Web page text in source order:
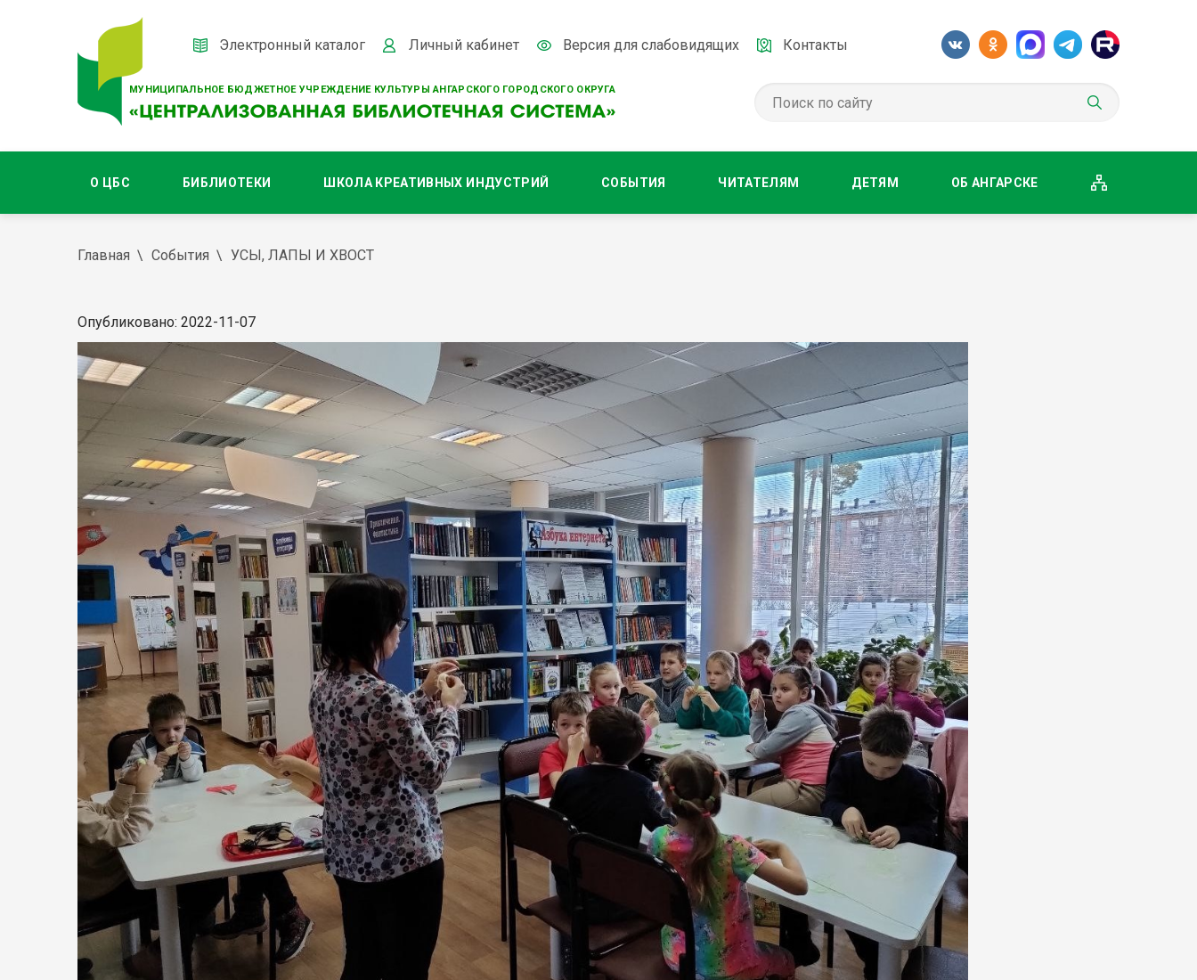
МУНИЦИПАЛЬНОЕ БЮДЖЕТНОЕ УЧРЕЖДЕНИЕ КУЛЬТУРЫ АНГАРСКОГО ГОРОДСКОГО ОКРУГА
Электронный каталог Личный кабинет Версия для слабовидящих Контакты
О ЦБС БИБЛИОТЕКИ ШКОЛА КРЕАТИВНЫХ ИНДУСТРИЙ СОБЫТИЯ ЧИТАТЕЛЯМ ДЕТЯМ ОБ АНГАРСКЕ
Главная События УСЫ, ЛАПЫ И ХВОСТ
Опубликовано: 2022-11-07